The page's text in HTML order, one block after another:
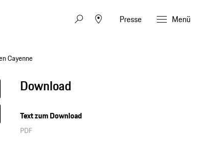
Presse Menü
Cayenne
Download
Text zum Download
PDF